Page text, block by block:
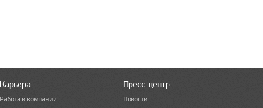
Карьера
Работа в компании
Пресс-центр
Новости